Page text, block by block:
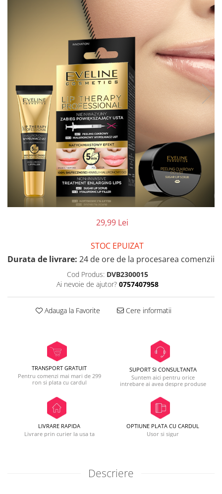
29,99 Lei
STOC EPUIZAT
Durata de livrare: 24 de ore de la procesarea comenzii
Cod Produs: DVB2300015
Ai nevoie de ajutor? 0757407958
Adauga la Favorite Cere informatii
TRANSPORT GRATUIT
Pentru comenzi mai mari de 299
ron si plata cu cardul
SUPORT SI CONSULTANTA
Suntem aici pentru orice
intrebare ai avea despre produse
LIVRARE RAPIDA
Livrare prin curier la usa ta
OPTIUNE PLATA CU CARDUL
Usor si sigur
Descriere